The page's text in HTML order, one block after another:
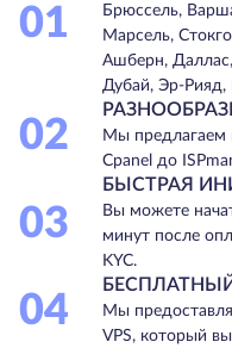
01
Брюссель,
Марсель,
Ашберн, Даллас,
Дубай, Эр-Рияд,
02
Мы предлагаем
Cpanel до
03
БЫСТРАЯ
Вы можете
минут после
KYC.
04
Мы
VPS, который